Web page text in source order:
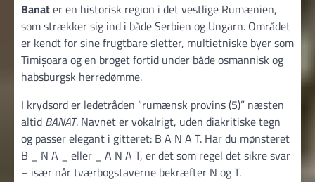
Banater en historisk region i det vestlige Rumænien,
som strækker sig ind i både Serbien og Ungarn. Området
er kendt for sine frugtbare sletter, multietniske byer som
Timișoara og en broget fortid under både osmannisk og
habsburgsk herredømme.
I krydsord er ledetråden “rumænsk provins (5)” næsten
altid BANAT. Navnet er vokalrigt, uden diakritiske tegn
og passer elegant i gitteret: B A N A T. Har du mønsteret
B _ N A _ eller _ A N A T, er det som regel det sikre svar
– især når tværbogstaverne bekræfter N og T.